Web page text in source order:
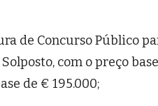
de Concurso Público
com o preço
de € 195.000;